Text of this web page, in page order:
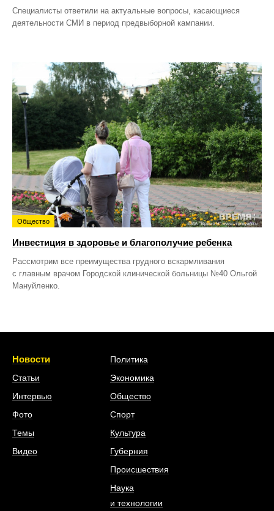
Специалисты ответили на актуальные вопросы, касающиеся
деятельности СМИ в период предвыборной кампании.
Общество
Инвестиция в здоровье и благополучие ребенка
Рассмотрим все преимущества грудного вскармливания
с главным врачом Городской клинической больницы №40 Ольгой
Мануйленко.
Новости
Статьи
Интервью
Фото
Темы
Видео
Политика
Экономика
Общество
Спорт
Культура
Губерния
Происшествия
Наука
и технологии